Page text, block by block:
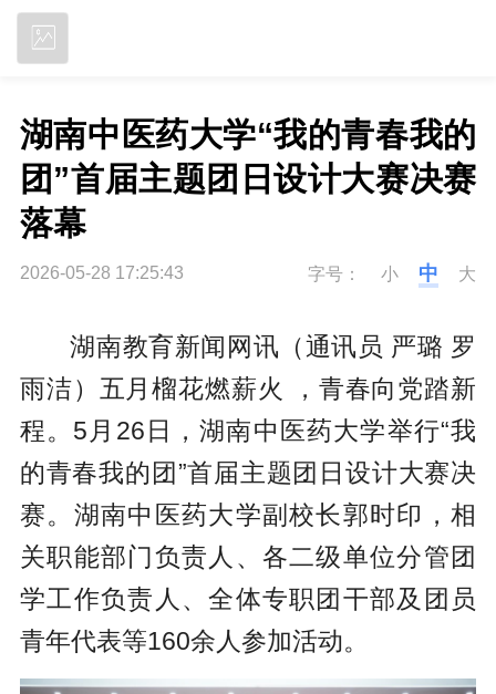
湖南中医药大学“我的青春我的
团”首届主题团日设计大赛决赛
落幕
2026-05-28 17:25:43 字号： 小 中 大
湖南教育新闻网讯（通讯员 严璐 罗
雨洁）五月榴花燃薪火 ，青春向党踏新
程。5月26日，湖南中医药大学举行“我
的青春我的团”首届主题团日设计大赛决
赛。湖南中医药大学副校长郭时印，相
关职能部门负责人、各二级单位分管团
学工作负责人、全体专职团干部及团员
青年代表等160余人参加活动。